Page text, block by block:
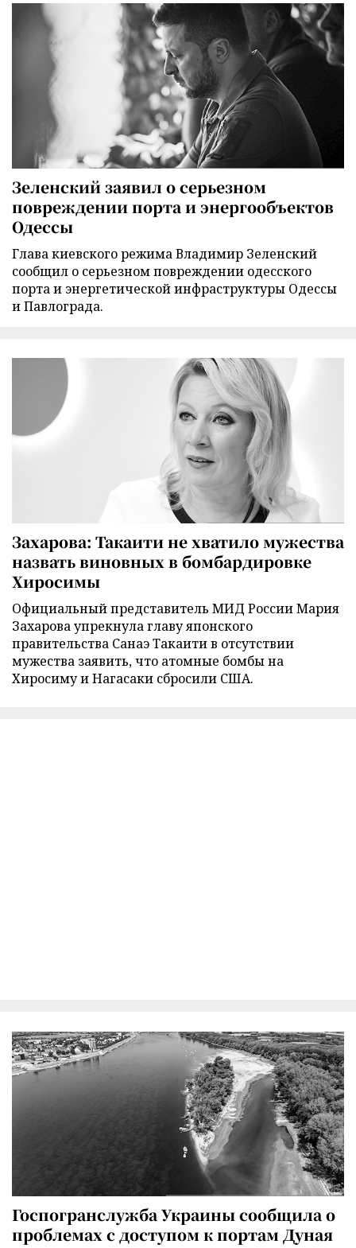
Зеленский заявил о серьезном
повреждении порта и энергообъектов
Одессы
Глава киевского режима Владимир Зеленский
сообщил о серьезном повреждении одесского
порта и энергетической инфраструктуры Одессы
и Павлограда.
Захарова: Такаити не хватило мужества
назвать виновных в бомбардировке
Хиросимы
Официальный представитель МИД России Мария
Захарова упрекнула главу японского
правительства Санаэ Такаити в отсутствии
мужества заявить, что атомные бомбы на
Хиросиму и Нагасаки сбросили США.
Госпогранслужба Украины сообщила о
проблемах с доступом к портам Дуная